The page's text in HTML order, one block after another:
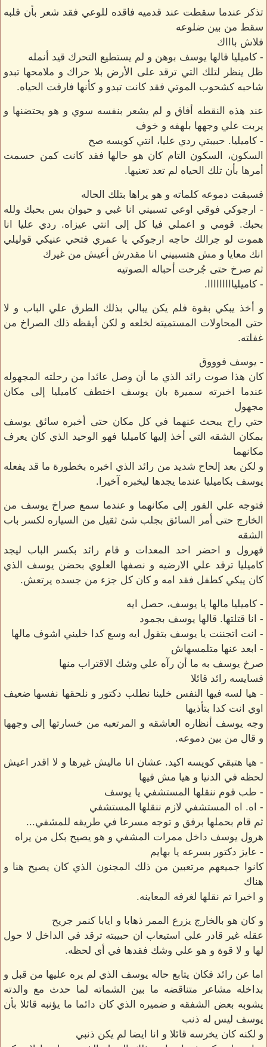
تذكر عندما سقطت عند قدميه فاقده للوعي فقد شعر بأن قلبه
سقط من بين ضلوعه
فلاش باااك
- كاميليا قالها يوسف بوهن و لم يستطيع التحرك قيد أنمله
ظل ينظر لتلك التي ترقد على الأرض بلا حراك و ملامحها تبدو
شاحبه كشحوب الموتي فقد كانت تبدو و كأنها فارقت الحياه.
عند هذه النقطه أفاق و لم يشعر بنفسه سوي و هو يحتضنها و
يربت علي وجهها بلهفه و خوف
- كاميليا. حبيبتي ردي عليا، انتي كويسه صح
السكون، السكون التام كان هو حالها فقد كانت كمن حسمت
أمرها بأن تلك الحياه لم تعد تعنيها.
فسبقت دموعه كلماته و هو يراها بتلك الحاله
- ارجوكي فوقي اوعي تسبيني انا غبي و حيوان بس بحبك ولله
بحبك. قومي و اعملي فيا كل إلى انتي عيزاه. ردي عليا انا
هموت لو جرالك حاجه ارجوكي يا عمري فتحي عنيكي قوليلي
انك معايا و مش هتسبيني انا مقدرش أعيش من غيرك
ثم صرخ حتى جُرحت أحباله الصوتيه
- كاميليااااااااا.
و أخذ يبكي بقوة فلم يكن يبالي بذلك الطرق علي الباب و لا
حتى المحاولات المستميته لخلعه و لكن أيقظه ذلك الصراخ من
غفلته.
- يوسف فوووق
كان هذا صوت رائد الذي ما أن وصل عائدا من رحلته المجهوله
عندما اخبرته سميرة بان يوسف اختطف كاميليا إلى مكان
مجهول
حتي راح يبحث عنهما في كل مكان حتى أخبره سائق يوسف
بمكان الشقه التي أخذ إليها كاميليا فهو الوحيد الذي كان يعرف
مكانهما
و لكن بعد إلحاح شديد من رائد الذي اخبره بخطورة ما قد يفعله
يوسف بكاميليا عندما يجدها ليخبره آخيرا.
فتوجه علي الفور إلى مكانهما و عندما سمع صراخ يوسف من
الخارج حتى أمر السائق بجلب شئ ثقيل من السياره لكسر باب
الشقه
فهرول و احضر احد المعدات و قام رائد بكسر الباب ليجد
كاميليا ترقد علي الارضيه و نصفها العلوي بحضن يوسف الذي
كان يبكي كطفل فقد امه و كان كل جزء من جسده يرتعش.
- كاميليا مالها يا يوسف، حصل ايه
- انا قتلتها. قالها يوسف بجمود
- انت اتجننت يا يوسف بتقول ايه وسع كدا خليني اشوف مالها
- ابعد عنها متلمسهاش
صرخ يوسف به ما أن رآه علي وشك الاقتراب منها
فسايسه رائد قائلا
- هيا لسه فيها النفس خلينا نطلب دكتور و نلحقها نفسها ضعيف
اوي انت كدا بتأذيها
وجه يوسف أنظاره العاشقه و المرتعبه من خسارتها إلى وجهها
و قال من بين دموعه.
- هيا هتبقي كويسه اكيد. عشان انا ماليش غيرها و لا اقدر اعيش
لحظه في الدنيا و هيا مش فيها
- طب قوم ننقلها المستشفي يا يوسف
- اه. اه المستشفي لازم ننقلها المستشفي
ثم قام بحملها برفق و توجه مسرعا في طريقه للمشفي...
هرول يوسف داخل ممرات المشفي و هو يصيح بكل من يراه
- عايز دكتور بسرعه يا بهايم
كانوا جميعهم مرتعبين من ذلك المجنون الذي كان يصيح هنا و
هناك
و اخيرا تم نقلها لغرفه المعاينه.
و كان هو بالخارج يزرع الممر ذهابا و ايابا كنمر جريح
عقله غير قادر علي استيعاب ان حبيبته ترقد في الداخل لا حول
لها و لا قوة و هو علي وشك فقدها في أي لحظه.
اما عن رائد فكان يتابع حاله يوسف الذي لم يره عليها من قبل و
بداخله مشاعر متناقضه ما بين الشماته لما حدث مع والدته
يشوبه بعض الشفقه و ضميره الذي كان دائما ما يؤنبه قائلا بأن
يوسف ليس له ذنب
و لكنه كان يخرسه قائلا و انا ايضا لم يكن ذنبي